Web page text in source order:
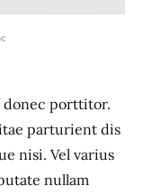
donec porttitor.
parturient dis
nisi. Vel varius
nullam